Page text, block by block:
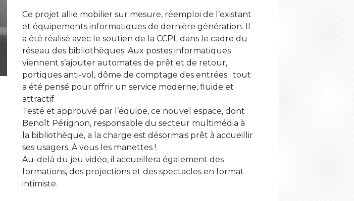
Ce projet allie mobilier sur mesure, réemploi de l’existant
et équipements informatiques de dernière génération. Il
a été réalisé avec le soutien de la CCPL dans le cadre du
réseau des bibliothèques. Aux postes informatiques
viennent s’ajouter automates de prêt et de retour,
portiques anti-vol, dôme de comptage des entrées : tout
a été pensé pour offrir un service moderne, fluide et
attractif.
Testé et approuvé par l’équipe, ce nouvel espace, dont
Benoît Pérignon, responsable du secteur multimédia à
la bibliothèque, a la charge est désormais prêt à accueillir
ses usagers. À vous les manettes !
Au-delà du jeu vidéo, il accueillera également des
formations, des projections et des spectacles en format
intimiste.